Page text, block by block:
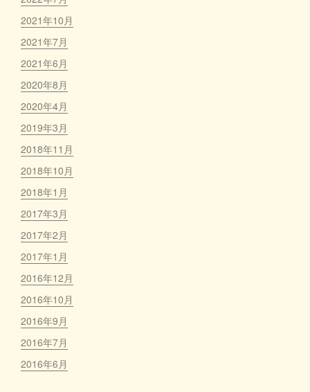
2021年10月
2021年7月
2021年6月
2020年8月
2020年4月
2019年3月
2018年11月
2018年10月
2018年1月
2017年3月
2017年2月
2017年1月
2016年12月
2016年10月
2016年9月
2016年7月
2016年6月